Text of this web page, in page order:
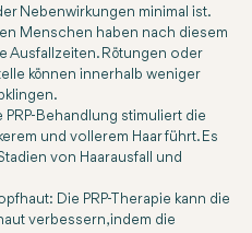
Nebenwirkungen minimal ist.
Menschen haben nach diesem
Ausfallzeiten. Rötungen oder
können innerhalb weniger
Behandlung stimuliert die
und vollerem Haar führt. Es
von Haarausfall und
Die PRP-Therapie kann die
verbessern, indem die